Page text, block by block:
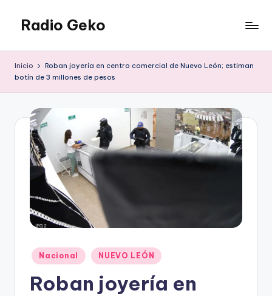
Saltar
contenido
Radio Geko
Inicio
Roban joyería en centro comercial de Nuevo León; estiman
botín de 3 millones de pesos
Publicado
en
Nacional NUEVO LEÓN
Roban joyería en